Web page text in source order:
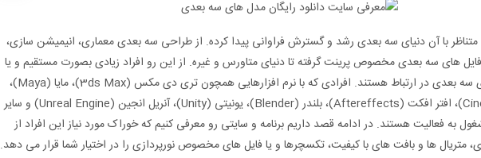
متناظر با آن دنیای سه بعدی رشد و گسترش فراوانی پیدا کرده. از طراحی سه بعدی معماری، انیمیشن سازی،
فایل های سه بعدی مخصوص پرینت گرفته تا دنیای متاورس و غیره. از این رو افراد زیادی بصورت مستقیم و یا
غیر مستقیم با این دنیای سه بعدی در ارتباط هستند. افرادی که با نرم افزارهایی همچون تری دی مکس (3ds Max)، مایا (Maya)،
سینما فوردی (Cinema 4D)، افتر افکت (Aftereffects)، بلندر (Blender)، یونیتی (Unity)، آنریل انجین (Unreal Engine) و سایر
به فعالیت هستند. در ادامه قصد داریم برنامه و سایتی رو معرفی کنیم که خوراک مورد نیاز این افراد از
ها و بافت های با کیفیت، تکسچرها و یا فایل های مخصوص نورپردازی را در اختیار شما قرار می دهد.